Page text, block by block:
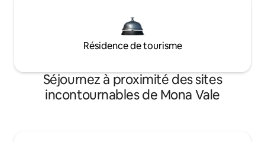
Résidence de tourisme
Séjournez à proximité des sites
incontournables de Mona Vale